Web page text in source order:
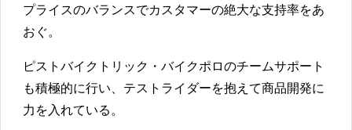
プライスのバランスでカスタマーの絶大な支持率をあ
おぐ。
ピストバイクトリック・バイクポロのチームサポート
も積極的に行い、テストライダーを抱えて商品開発に
力を入れている。